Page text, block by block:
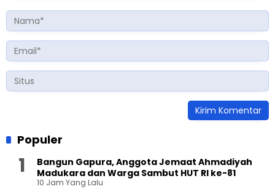
Populer
Bangun Gapura, Anggota Jemaat Ahmadiyah
Madukara dan Warga Sambut HUT RI ke-81
10 Jam Yang Lalu